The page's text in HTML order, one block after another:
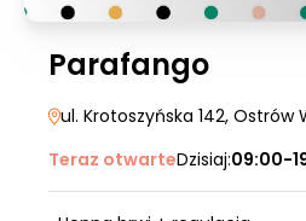
Parafango
ul. Krotoszyńska 142, Ostrów
Teraz otwarteDzisiaj:09:00-